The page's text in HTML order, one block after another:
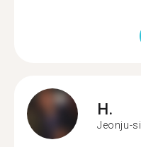
H.
Jeonju-si